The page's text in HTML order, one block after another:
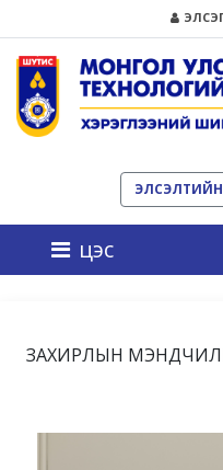
ЭЛСЭЛТИЙН
цэс
ЗАХИРЛЫН